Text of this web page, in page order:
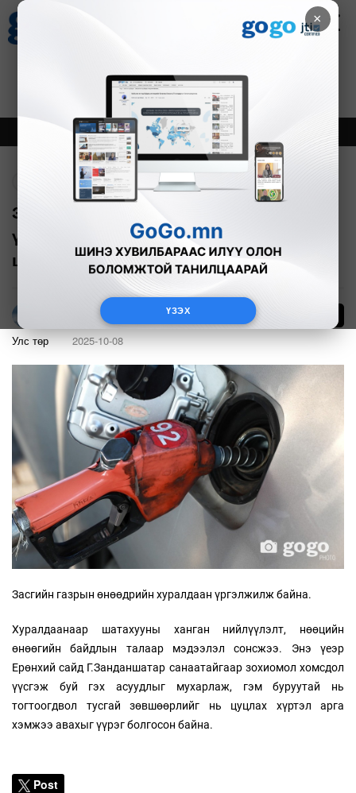
×
ҮЗЭХ
Зурхай
8.07
Онцлох Шинэ
Зохиомлоор шатахууны хомстол
үүсгэсэн бол тусгай зөвшөөрлийг нь
цуцлахыг үүрэгджээ
Г.Тэгшсүрэн
Улс төр 2025-10-08
Засгийн газрын өнөөдрийн хуралдаан үргэлжилж байна.
Хуралдаанаар шатахууны ханган нийлүүлэлт, нөөцийн
өнөөгийн байдлын талаар мэдээлэл сонсжээ. Энэ үеэр
Ерөнхий сайд Г.Занданшатар санаатайгаар зохиомол хомсдол
үүсгэж буй гэх асуудлыг мухарлаж, гэм буруутай нь
тогтоогдвол тусгай зөвшөөрлийг нь цуцлах хүртэл арга
хэмжээ авахыг үүрэг болгосон байна.
Post